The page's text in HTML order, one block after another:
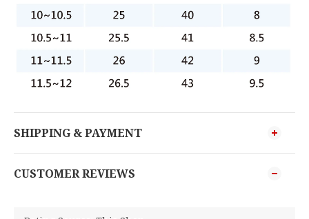
SHIPPING & PAYMENT
CUSTOMER REVIEWS